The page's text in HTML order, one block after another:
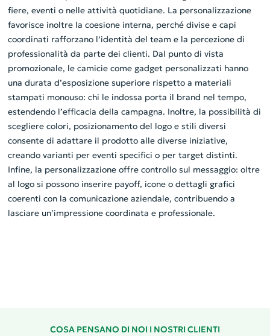
fiere, eventi o nelle attività quotidiane. La personalizzazione
favorisce inoltre la coesione interna, perché divise e capi
coordinati rafforzano l’identità del team e la percezione di
professionalità da parte dei clienti. Dal punto di vista
promozionale, le camicie come gadget personalizzati hanno
una durata d’esposizione superiore rispetto a materiali
stampati monouso: chi le indossa porta il brand nel tempo,
estendendo l’efficacia della campagna. Inoltre, la possibilità di
scegliere colori, posizionamento del logo e stili diversi
consente di adattare il prodotto alle diverse iniziative,
creando varianti per eventi specifici o per target distinti.
Infine, la personalizzazione offre controllo sul messaggio: oltre
al logo si possono inserire payoff, icone o dettagli grafici
coerenti con la comunicazione aziendale, contribuendo a
lasciare un’impressione coordinata e professionale.
COSA PENSANO DI NOI I NOSTRI CLIENTI